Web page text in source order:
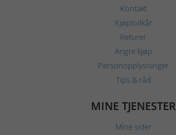
Kontakt
Kjøpsvilkår
Returer
Angre kjøp
Personopplysninger
Tips & råd
MINE TJENESTER
Mine sider